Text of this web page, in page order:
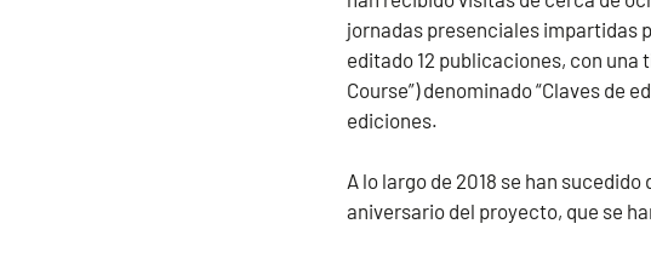
jornadas presenciales impartidas
editado 12 publicaciones, con una
Course”) denominado “Claves de
ediciones.
A lo largo de 2018 se han
aniversario del proyecto, que se